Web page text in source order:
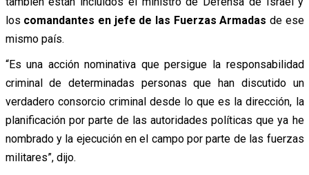
los comandantes en jefe de las Fuerzas Armadas de ese
mismo país.
“Es una acción nominativa que persigue la responsabilidad
criminal de determinadas personas que han discutido un
verdadero consorcio criminal desde lo que es la dirección, la
planificación por parte de las autoridades políticas que ya he
nombrado y la ejecución en el campo por parte de las fuerzas
militares”, dijo.